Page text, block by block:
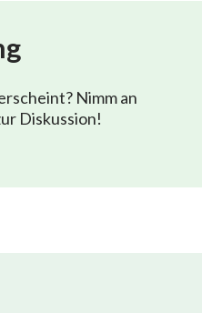
Nimm an
Diskussion!